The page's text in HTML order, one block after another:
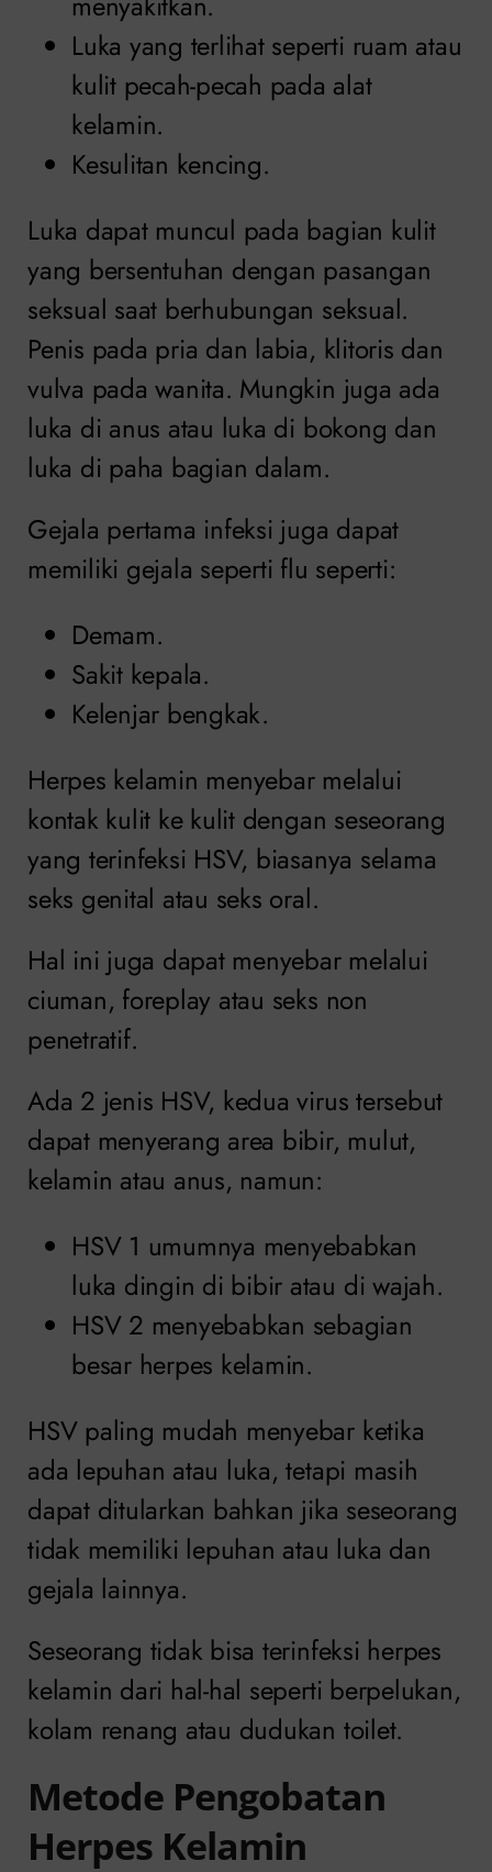
Luka yang terlihat seperti ruam atau
kulit pecah-pecah pada alat
kelamin.
Kesulitan kencing.
Luka dapat muncul pada bagian kulit
yang bersentuhan dengan pasangan
seksual saat berhubungan seksual.
Penis pada pria dan labia, klitoris dan
vulva pada wanita. Mungkin juga ada
luka di anus atau luka di bokong dan
luka di paha bagian dalam.
Gejala pertama infeksi juga dapat
memiliki gejala seperti flu seperti:
Demam.
Sakit kepala.
Kelenjar bengkak.
Herpes kelamin menyebar melalui
kontak kulit ke kulit dengan seseorang
yang terinfeksi HSV, biasanya selama
seks genital atau seks oral.
Hal ini juga dapat menyebar melalui
ciuman, foreplay atau seks non
penetratif.
Ada 2 jenis HSV, kedua virus tersebut
dapat menyerang area bibir, mulut,
kelamin atau anus, namun:
HSV 1 umumnya menyebabkan
luka dingin di bibir atau di wajah.
HSV 2 menyebabkan sebagian
besar herpes kelamin.
HSV paling mudah menyebar ketika
ada lepuhan atau luka, tetapi masih
dapat ditularkan bahkan jika seseorang
tidak memiliki lepuhan atau luka dan
gejala lainnya.
Seseorang tidak bisa terinfeksi herpes
kelamin dari hal-hal seperti berpelukan,
kolam renang atau dudukan toilet.
Metode Pengobatan
Herpes Kelamin